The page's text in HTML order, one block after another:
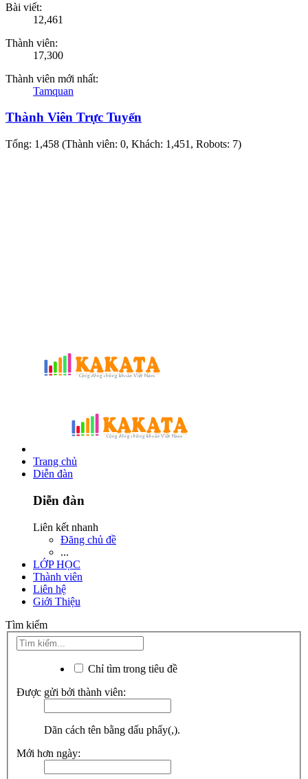
Bài viết:
12,461
Thành viên:
17,300
Thành viên mới nhất:
Tamquan
Thành Viên Trực Tuyến
Tổng: 1,458 (Thành viên: 0, Khách: 1,451, Robots: 7)
Trang chủ
Diễn đàn
Diễn đàn
Liên kết nhanh
Đăng chủ đề
...
LỚP HỌC
Thành viên
Liên hệ
Giới Thiệu
Tìm kiếm
Chỉ tìm trong tiêu đề
Được gửi bởi thành viên:
Dãn cách tên bằng dấu phẩy(,).
Mới hơn ngày: